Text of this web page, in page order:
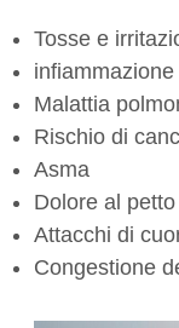
Tosse e
Malattia
Rischio di
Asma
Dolore al petto
Attacchi di
Congestione